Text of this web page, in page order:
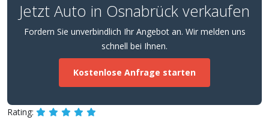
Jetzt Auto in Osnabrück verkaufen
Fordern Sie unverbindlich Ihr Angebot an. Wir melden uns
schnell bei Ihnen.
Kostenlose Anfrage starten
Rating: